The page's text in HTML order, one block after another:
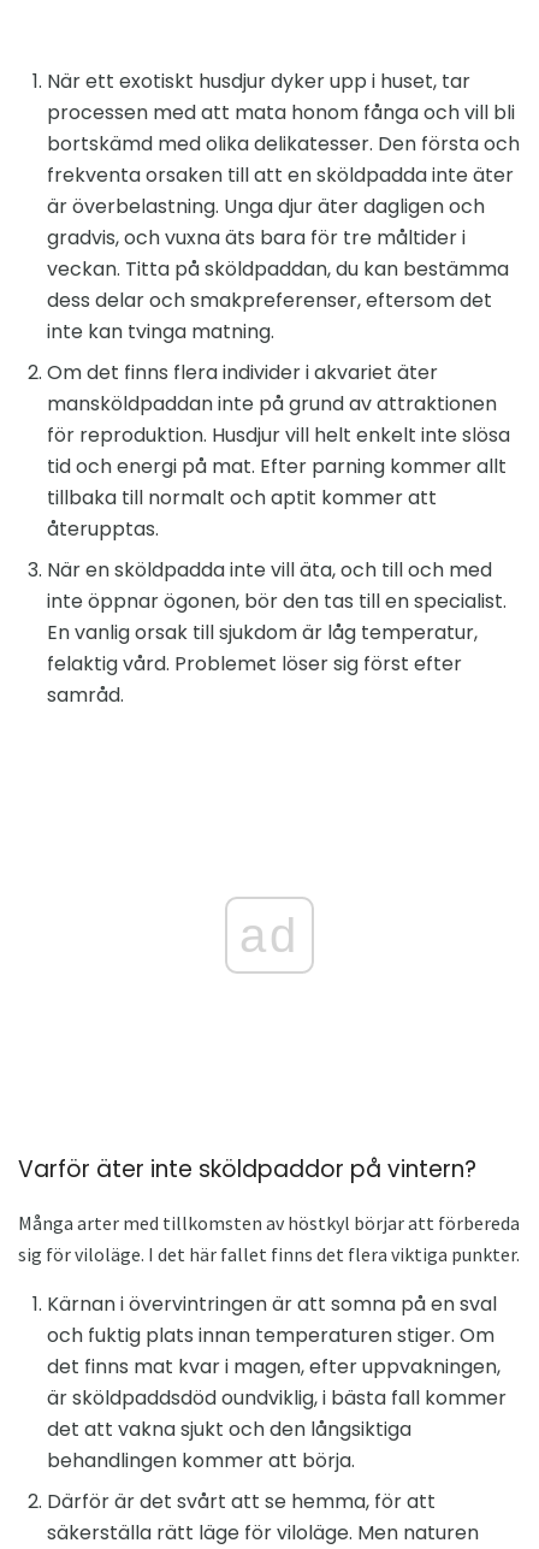
När ett exotiskt husdjur dyker upp i huset, tar
processen med att mata honom fånga och vill bli
bortskämd med olika delikatesser. Den första och
frekventa orsaken till att en sköldpadda inte äter
är överbelastning. Unga djur äter dagligen och
gradvis, och vuxna äts bara för tre måltider i
veckan. Titta på sköldpaddan, du kan bestämma
dess delar och smakpreferenser, eftersom det
inte kan tvinga matning.
Om det finns flera individer i akvariet äter
mansköldpaddan inte på grund av attraktionen
för reproduktion. Husdjur vill helt enkelt inte slösa
tid och energi på mat. Efter parning kommer allt
tillbaka till normalt och aptit kommer att
återupptas.
När en sköldpadda inte vill äta, och till och med
inte öppnar ögonen, bör den tas till en specialist.
En vanlig orsak till sjukdom är låg temperatur,
felaktig vård. Problemet löser sig först efter
samråd.
ad
Varför äter inte sköldpaddor på vintern?
Många arter med tillkomsten av höstkyl börjar att förbereda
sig för viloläge. I det här fallet finns det flera viktiga punkter.
Kärnan i övervintringen är att somna på en sval
och fuktig plats innan temperaturen stiger. Om
det finns mat kvar i magen, efter uppvakningen,
är sköldpaddsdöd oundviklig, i bästa fall kommer
det att vakna sjukt och den långsiktiga
behandlingen kommer att börja.
Därför är det svårt att se hemma, för att
säkerställa rätt läge för viloläge. Men naturen